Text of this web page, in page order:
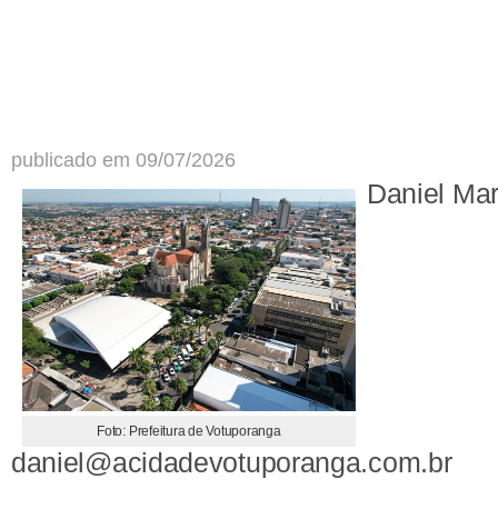
publicado em 09/07/2026
Foto: Prefeitura de Votuporanga
Daniel
daniel@acidadevotuporanga.com.br